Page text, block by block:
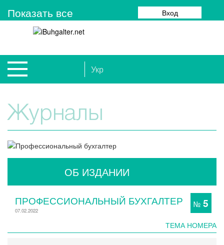
Показать все Вход
Укр
Журналы
ОБ ИЗДАНИИ
ПРОФЕССИОНАЛЬНЫЙ БУХГАЛТЕР
07.02.2022
№ 5
ТЕМА НОМЕРА